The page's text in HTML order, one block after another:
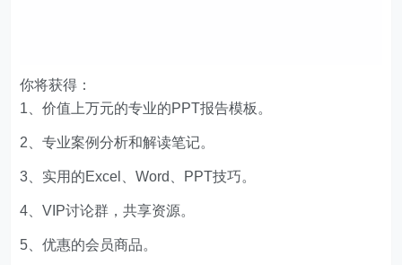
你将获得：
1、价值上万元的专业的PPT报告模板。
2、专业案例分析和解读笔记。
3、实用的Excel、Word、PPT技巧。
4、VIP讨论群，共享资源。
5、优惠的会员商品。